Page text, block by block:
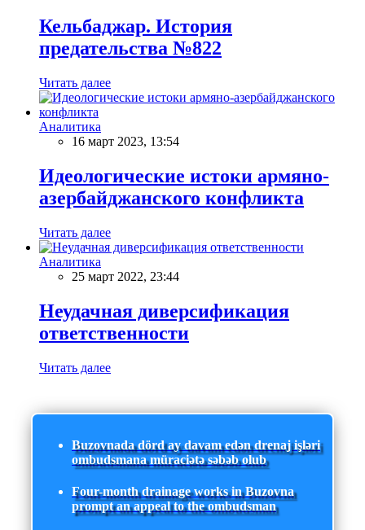
Кельбаджар. История
предательства №822
Читать далее
Аналитика
16 март 2023, 13:54
Идеологические истоки армяно-
азербайджанского конфликта
Читать далее
Аналитика
25 март 2022, 23:44
Неудачная диверсификация
ответственности
Читать далее
Buzovnada dörd ay davam edən drenaj işləri
ombudsmana müraciətə səbəb olub
Four-month drainage works in Buzovna
prompt an appeal to the ombudsman